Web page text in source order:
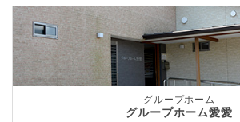
グループホーム
グループホーム愛愛